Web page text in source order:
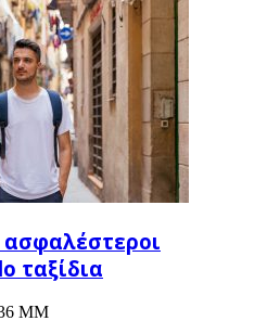
ασφαλέστεροι
ταξίδια
ΜΜ